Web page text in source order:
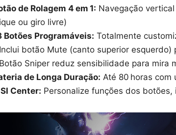
de Rolagem 4 em 1: Navegação
ou giro livre)
Botões Programáveis: Totalmente
botão Mute (canto superior esquerdo)
Sniper reduz sensibilidade para mira
de Longa Duração: Até 80 horas com
Center: Personalize funções dos